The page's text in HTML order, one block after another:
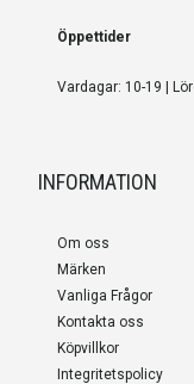
Öppettider
Vardagar: 10-19 |
INFORMATION
Om oss
Märken
Vanliga Frågor
Kontakta oss
Köpvillkor
Integritetspolicy